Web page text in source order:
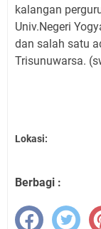
kalangan
Univ.Negeri
dan salah satu
Trisunuwarsa.
Lokasi:
Berbagi :